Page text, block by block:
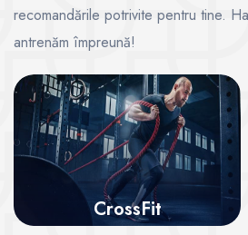
recomandările potrivite pentru tine.
antrenăm împreună!
CrossFit